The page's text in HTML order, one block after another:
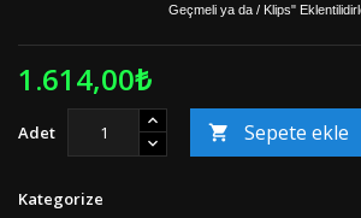
Geçmeli ya da / Klips"
1.614,00₺
Adet  Sepete ekle
Kategorize